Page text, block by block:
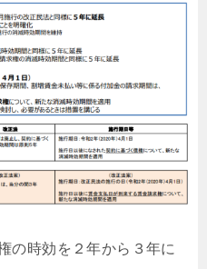
の時効を２年から３年に